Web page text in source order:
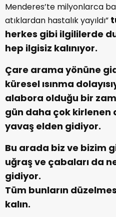
Menderes’te milyonlarca
atıklardan hastalık yayıldı”
herkes gibi ilgililerde
hep ilgisiz kalınıyor.
Çare arama yönüne
küresel ısınma
alabora olduğu bir
gün daha çok kirlenen
yavaş elden gidiyor.
Bu arada biz ve bizim
uğraş ve çabaları da
gidiyor.
Tüm bunların
kalın.